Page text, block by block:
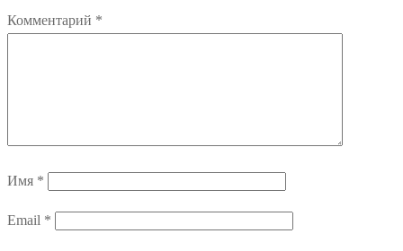
Комментарий *
Имя *
Email *